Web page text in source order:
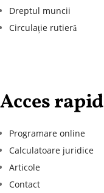
Dreptul muncii
Circulație rutieră
Acces rapid
Programare online
Calculatoare juridice
Articole
Contact